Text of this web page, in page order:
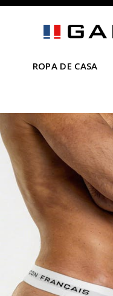
ROPA DE CASA